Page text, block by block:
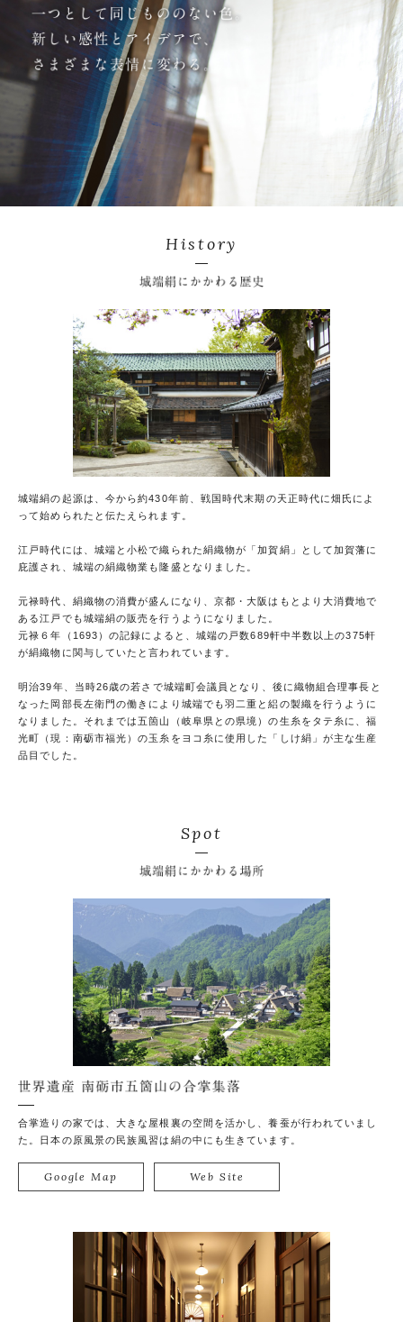
History
城端絹の起源は、今から約430年前、戦国時代末期の天正時代に畑氏によ
って始められたと伝たえられます。
江戸時代には、城端と小松で織られた絹織物が「加賀絹」として加賀藩に
庇護され、城端の絹織物業も隆盛となりました。
元禄時代、絹織物の消費が盛んになり、京都・大阪はもとより大消費地で
ある江戸でも城端絹の販売を行うようになりました。
元禄６年（1693）の記録によると、城端の戸数689軒中半数以上の375軒
が絹織物に関与していたと言われています。
明治39年、当時26歳の若さで城端町会議員となり、後に織物組合理事長と
なった岡部長左衛門の働きにより城端でも羽二重と絽の製織を行うように
なりました。それまでは五箇山（岐阜県との県境）の生糸をタテ糸に、福
光町（現：南砺市福光）の玉糸をヨコ糸に使用した「しけ絹」が主な生産
品目でした。
Spot
合掌造りの家では、大きな屋根裏の空間を活かし、養蚕が行われていまし
た。日本の原風景の民族風習は絹の中にも生きています。
Google Map Web Site